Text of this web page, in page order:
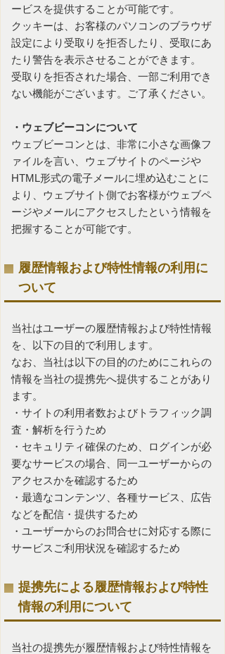
ービスを提供することが可能です。
クッキーは、お客様のパソコンのブラウザ
設定により受取りを拒否したり、受取にあ
たり警告を表示させることができます。
受取りを拒否された場合、一部ご利用でき
ない機能がございます。ご了承ください。
・ウェブビーコンについて
ウェブビーコンとは、非常に小さな画像フ
ァイルを言い、ウェブサイトのページや
HTML形式の電子メールに埋め込むことに
より、ウェブサイト側でお客様がウェブペ
ージやメールにアクセスしたという情報を
把握することが可能です。
履歴情報および特性情報の利用に
ついて
当社はユーザーの履歴情報および特性情報
を、以下の目的で利用します。
なお、当社は以下の目的のためにこれらの
情報を当社の提携先へ提供することがあり
ます。
・サイトの利用者数およびトラフィック調
査・解析を行うため
・セキュリティ確保のため、ログインが必
要なサービスの場合、同一ユーザーからの
アクセスかを確認するため
・最適なコンテンツ、各種サービス、広告
などを配信・提供するため
・ユーザーからのお問合せに対応する際に
サービスご利用状況を確認するため
提携先による履歴情報および特性
情報の利用について
当社の提携先が履歴情報および特性情報を